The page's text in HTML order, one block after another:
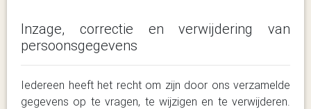
Inzage, correctie en verwijdering van
persoonsgegevens
Iedereen heeft het recht om zijn door ons verzamelde
gegevens op te vragen, te wijzigen en te verwijderen.